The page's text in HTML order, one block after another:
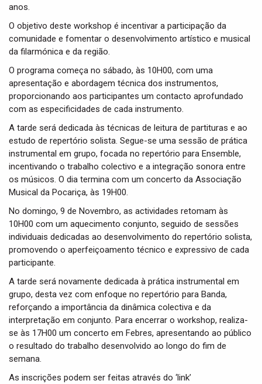
anos.
O objetivo deste workshop é incentivar a participação da
comunidade e fomentar o desenvolvimento artístico e musical
da filarmónica e da região.
O programa começa no sábado, às 10H00, com uma
apresentação e abordagem técnica dos instrumentos,
proporcionando aos participantes um contacto aprofundado
com as especificidades de cada instrumento.
A tarde será dedicada às técnicas de leitura de partituras e ao
estudo de repertório solista. Segue-se uma sessão de prática
instrumental em grupo, focada no repertório para Ensemble,
incentivando o trabalho colectivo e a integração sonora entre
os músicos. O dia termina com um concerto da Associação
Musical da Pocariça, às 19H00.
No domingo, 9 de Novembro, as actividades retomam às
10H00 com um aquecimento conjunto, seguido de sessões
individuais dedicadas ao desenvolvimento do repertório solista,
promovendo o aperfeiçoamento técnico e expressivo de cada
participante.
A tarde será novamente dedicada à prática instrumental em
grupo, desta vez com enfoque no repertório para Banda,
reforçando a importância da dinâmica colectiva e da
interpretação em conjunto. Para encerrar o workshop, realiza-
se às 17H00 um concerto em Febres, apresentando ao público
o resultado do trabalho desenvolvido ao longo do fim de
semana.
As inscrições podem ser feitas através do ‘link’